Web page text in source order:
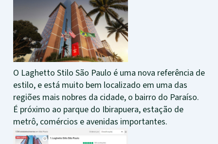
O Laghetto Stilo São Paulo é uma nova referência de
estilo, e está muito bem localizado em uma das
regiões mais nobres da cidade, o bairro do Paraíso.
É próximo ao parque do Ibirapuera, estação de
metrô, comércios e avenidas importantes.